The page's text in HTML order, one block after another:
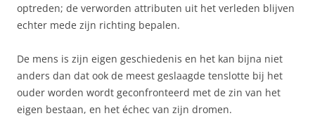
optreden; de verworden attributen uit het verleden blijven
echter mede zijn richting bepalen.
De mens is zijn eigen geschiedenis en het kan bijna niet
anders dan dat ook de meest geslaagde tenslotte bij het
ouder worden wordt geconfronteerd met de zin van het
eigen bestaan, en het échec van zijn dromen.